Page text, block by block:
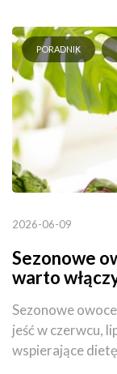
PORADNIK
2026-06-09
Sezonowe
warto
Sezonowe
jeść w czerwcu,
wspierające